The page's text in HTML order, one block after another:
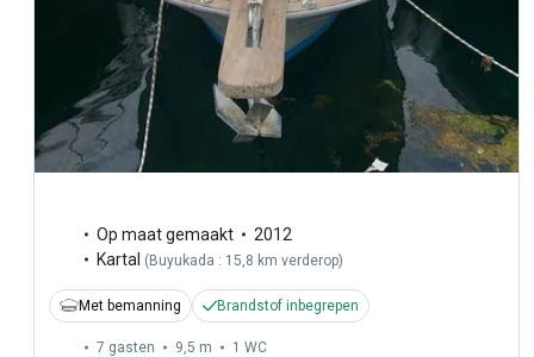
Op maat gemaakt
2012
Kartal (Buyukada : 15,8 km verderop)
Met bemanning Brandstof inbegrepen
7 gasten 9,5 m 1 WC